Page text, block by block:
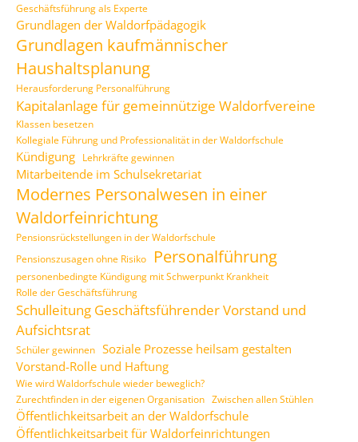
Geschäftsführung als Experte
Grundlagen der Waldorfpädagogik
Grundlagen kaufmännischer
Haushaltsplanung
Herausforderung Personalführung
Kapitalanlage für gemeinnützige Waldorfvereine
Klassen besetzen
Kollegiale Führung und Professionalität in der Waldorfschule
Kündigung Lehrkräfte gewinnen
Mitarbeitende im Schulsekretariat
Modernes Personalwesen in einer
Waldorfeinrichtung
Pensionsrückstellungen in der Waldorfschule
Pensionszusagen ohne Risiko
Personalführung
personenbedingte Kündigung mit Schwerpunkt Krankheit
Rolle der Geschäftsführung
Schulleitung Geschäftsführender Vorstand und
Aufsichtsrat
Schüler gewinnen Soziale Prozesse heilsam gestalten
Vorstand-Rolle und Haftung
Wie wird Waldorfschule wieder beweglich?
Zurechtfinden in der eigenen Organisation Zwischen allen Stühlen
Öffentlichkeitsarbeit an der Waldorfschule
Öffentlichkeitsarbeit für Waldorfeinrichtungen